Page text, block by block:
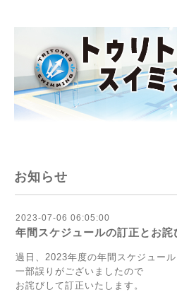
お知らせ
2023-07-06 06:05:00
年間スケジュールの訂正とお詫
過日、2023年度の年間スケジュー
一部誤りがございましたので
お詫びして訂正いたします。